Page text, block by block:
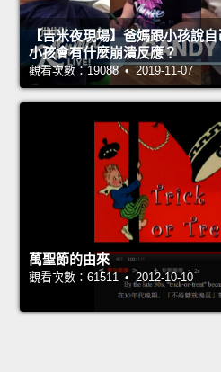
【吉米夜現場】爸媽跟小孩說
小孩會有什麼崩潰反應？
觀看次數：19088 • 2019-11-07
萬聖節的由來
觀看次數：61511 • 2012-10-10